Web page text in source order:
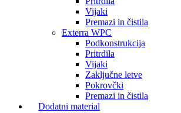
Vijaki
Premazi in čistila
Exterra WPC
Podkonstrukcija
Pritrdila
Vijaki
Zaključne letve
Pokrovčki
Premazi in čistila
Dodatni material